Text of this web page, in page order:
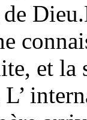
et la
L’